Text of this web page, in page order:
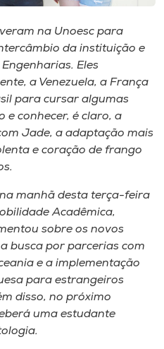
na Unoesc para
da instituição e
Eles
a Venezuela, a França
para cursar algumas
e conhecer, é claro, a
Jade, a adaptação mais
e coração de frango
manhã desta terça-feira
Acadêmica,
sobre os novos
busca por parcerias com
e a implementação
para estrangeiros
disso, no próximo
uma estudante